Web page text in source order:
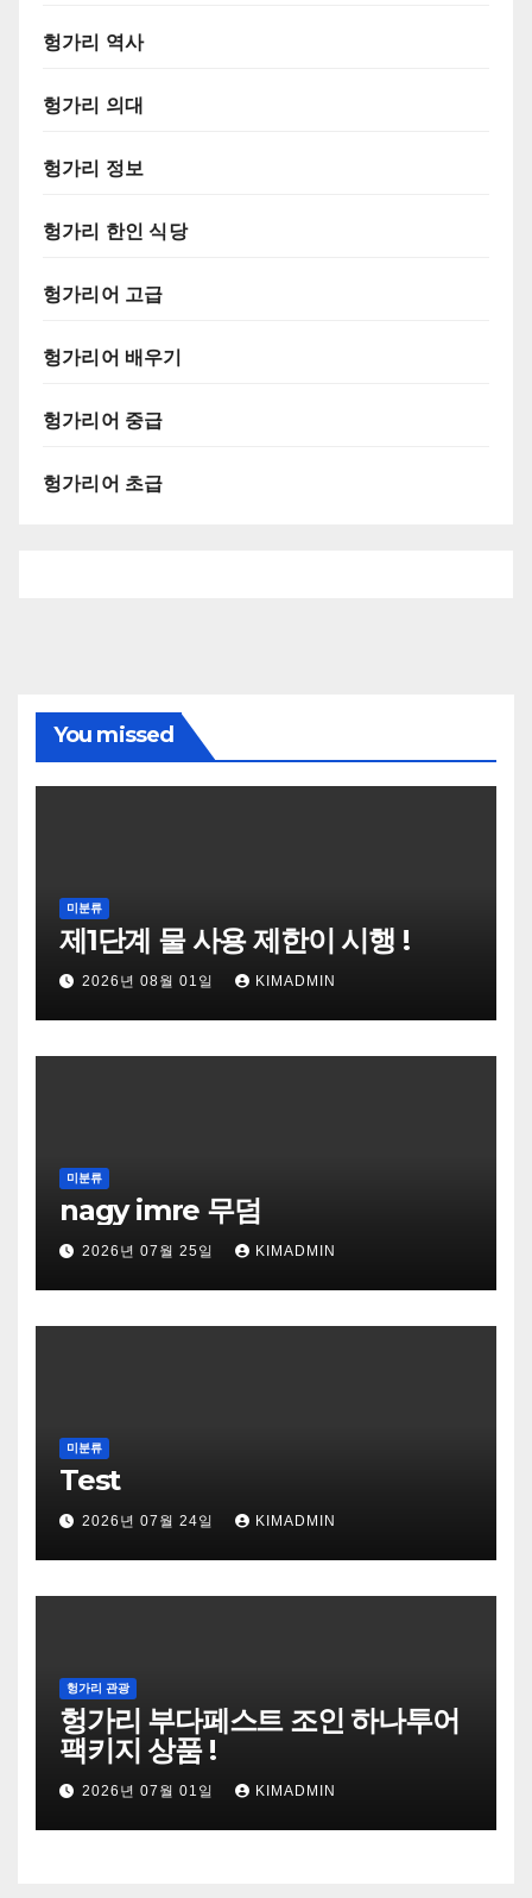
헝가리 역사
헝가리 의대
헝가리 정보
헝가리 한인 식당
헝가리어 고급
헝가리어 배우기
헝가리어 중급
헝가리어 초급
You missed
미분류
제1단계 물 사용 제한이 시행 !
2026년 08월 01일 KIMADMIN
미분류
nagy imre 무덤
2026년 07월 25일 KIMADMIN
미분류
Test
2026년 07월 24일 KIMADMIN
헝가리 관광
헝가리 부다페스트 조인 하나투어
팩키지 상품 !
2026년 07월 01일 KIMADMIN